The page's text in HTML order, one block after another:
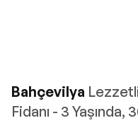
Bahçevilya
Fidanı - 3 Yaşında,